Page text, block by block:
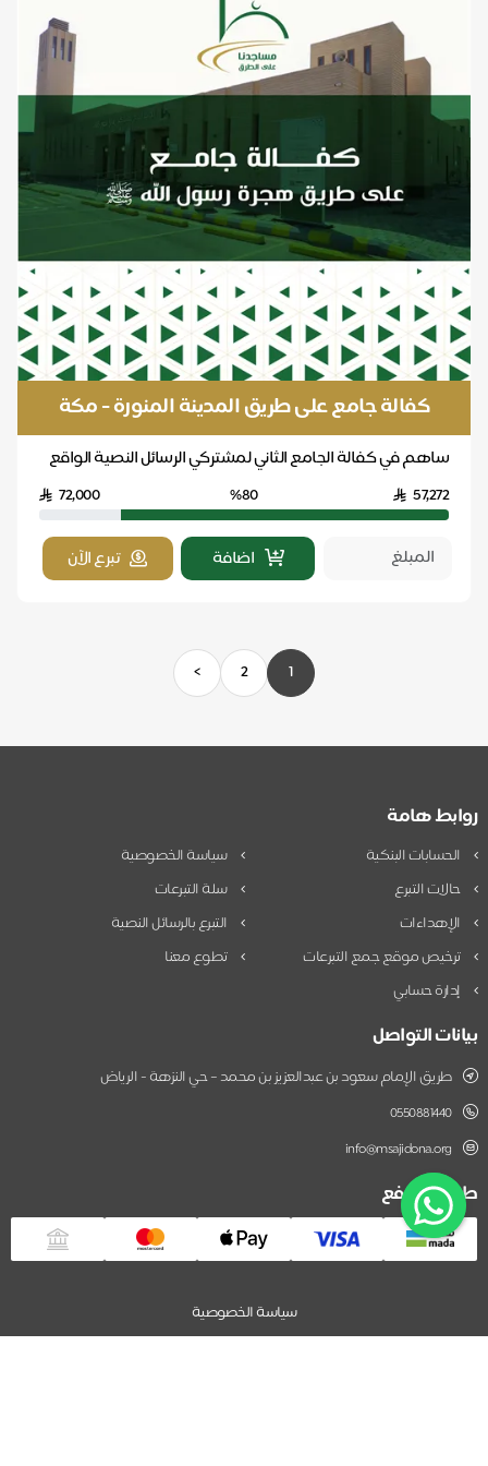
كفالة جامع على طريق المدينة المنورة - مكة
المكرمة
ساهم في كفالة الجامع الثاني لمشتركي الرسائل النصية الواقع
على طريق المدينة المنورة - مكة المكرمة تشغ...
57,272
%80
72,000
اضافة تبرع الآن
1
2
>
روابط هامة
الحسابات البنكية
سياسة الخصوصية
حالات التبرع
سلة التبرعات
الإهداءات
التبرع بالرسائل النصية
ترخيص موقع جمع التبرعات
تطوع معنا
إدارة حسابي
بيانات التواصل
طريق الإمام سعود بن عبدالعزيز بن محمد – حي النزهة - الرياض
0550881440
info@msajidona.org
طريقة الدفع
سياسة الخصوصية